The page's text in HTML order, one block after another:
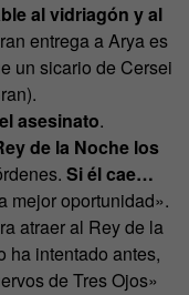
al vidriagón y al
entrega a Arya es
un sicario de Cersei
asesinato.
de la Noche los
Si él cae…
mejor oportunidad».
atraer al Rey de la
ha intentado antes,
de Tres Ojos»